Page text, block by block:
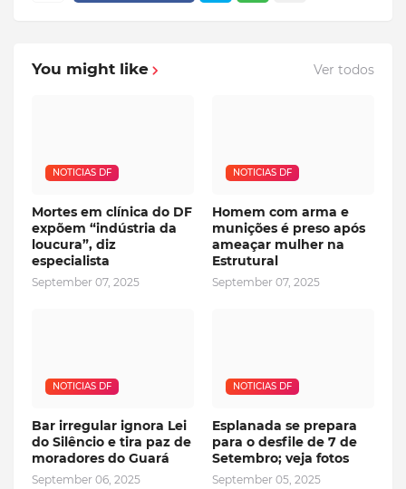
You might like Ver todos
NOTICIAS DF
Mortes em clínica do DF
expõem “indústria da
loucura”, diz
especialista
September 07, 2025
NOTICIAS DF
Homem com arma e
munições é preso após
ameaçar mulher na
Estrutural
September 07, 2025
NOTICIAS DF
Bar irregular ignora Lei
do Silêncio e tira paz de
moradores do Guará
September 06, 2025
NOTICIAS DF
Esplanada se prepara
para o desfile de 7 de
Setembro; veja fotos
September 05, 2025